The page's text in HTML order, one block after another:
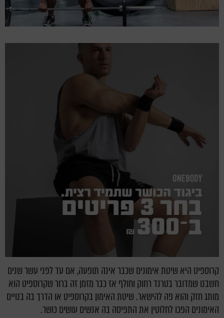
קרוספיט היא שיטת אימונים שכבר אינה תופעה, אם עד לפני עשר שנים
חשבנו שמדובר בטרנד רחוק וחולף אז כבר מזמן זה ברור שקרוספיט הוא
מותג חזק והוא פה להישאר. שיטת האימון בקרוספיט או הדרך בה בנויים
האימונים הפכו לחלוטין את התפיסה בה אנשים עושים כושר.